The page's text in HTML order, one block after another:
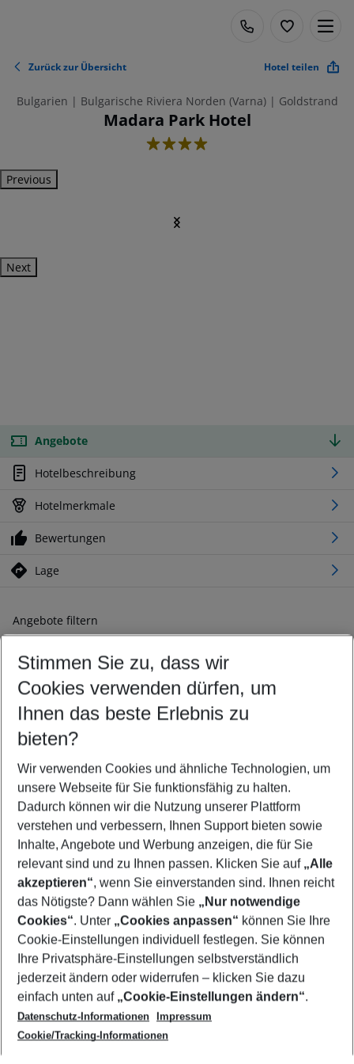
Zurück zur Übersicht Hotel teilen
Bulgarien | Bulgarische Riviera Norden (Varna) | Goldstrand
Madara Park Hotel
4
Previous
Next
Angebote
Hotelbeschreibung
Hotelmerkmale
Bewertungen
Lage
Angebote filtern
Ändern Sie Ihre Kriterien nach Ihren Wünschen
Abflughafen wählen
Beliebiger Abflughafen
Reisezeitraum wählen
11.08.26– 09.08.27 5-8 Nächte
2 Erwachsene Keine Kinder
Mehr Filter anzeigen
Footer
Footer navigation
Über uns
AGB
Cookie-Einstellungen ändern
Cookie-Richtlinie
Datenschutz
Service & Hilfe
Barrierefreies Reisen
Check-in
Folgen Sie uns
Stimmen Sie zu, dass wir
Cookies verwenden dürfen, um
Ihnen das beste Erlebnis zu
bieten?
Wir verwenden Cookies und ähnliche Technologien, um
unsere Webseite für Sie funktionsfähig zu halten.
Dadurch können wir die Nutzung unserer Plattform
verstehen und verbessern, Ihnen Support bieten sowie
Inhalte, Angebote und Werbung anzeigen, die für Sie
relevant sind und zu Ihnen passen. Klicken Sie auf „Alle
akzeptieren“, wenn Sie einverstanden sind. Ihnen reicht
das Nötigste? Dann wählen Sie „Nur notwendige
Cookies“. Unter „Cookies anpassen“ können Sie Ihre
Cookie-Einstellungen individuell festlegen. Sie können
Ihre Privatsphäre-Einstellungen selbstverständlich
jederzeit ändern oder widerrufen – klicken Sie dazu
einfach unten auf „Cookie-Einstellungen ändern“.
Datenschutz-Informationen
Impressum
Cookie/Tracking-Informationen